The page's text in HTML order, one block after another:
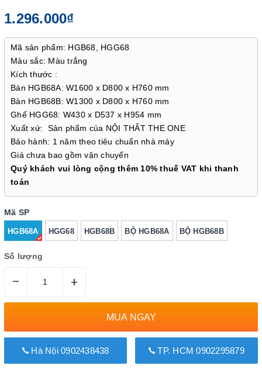
1.296.000₫
Mã sản phẩm: HGB68, HGG68
Màu sắc: Màu trắng
Kích thước :
Bàn HGB68A: W1600 x D800 x H760 mm
Bàn HGB68B: W1300 x D800 x H760 mm
Ghế HGG68: W430 x D537 x H954 mm
Xuất xứ: Sản phẩm của NỘI THẤT THE ONE
Bảo hành: 1 năm theo tiêu chuẩn nhà máy
Giá chưa bao gồm vận chuyển
Quý khách vui lòng cộng thêm 10% thuế VAT khi thanh
toán
Mã SP
HGB68A HGG68 HGB68B BỘ HGB68A BỘ HGB68B
Số lượng
– +
MUA NGAY
Hà Nội 0902438438 TP. HCM 0902295879